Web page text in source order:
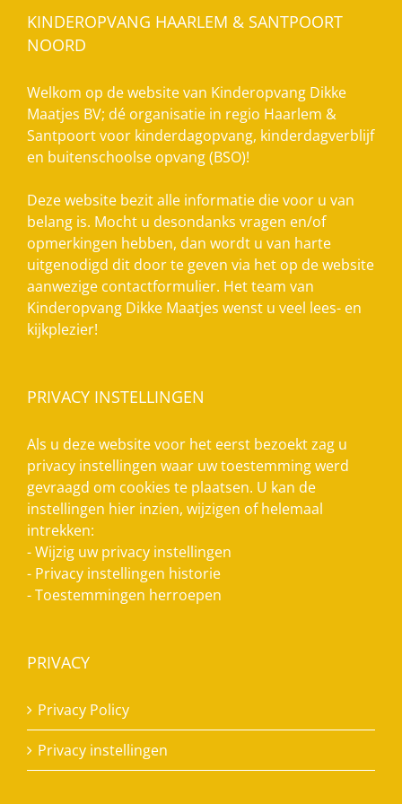
KINDEROPVANG HAARLEM & SANTPOORT
NOORD
Welkom op de website van Kinderopvang Dikke
Maatjes BV; dé organisatie in regio Haarlem &
Santpoort voor kinderdagopvang, kinderdagverblijf
en buitenschoolse opvang (BSO)!
Deze website bezit alle informatie die voor u van
belang is. Mocht u desondanks vragen en/of
opmerkingen hebben, dan wordt u van harte
uitgenodigd dit door te geven via het op de website
aanwezige contactformulier. Het team van
Kinderopvang Dikke Maatjes wenst u veel lees- en
kijkplezier!
PRIVACY INSTELLINGEN
Als u deze website voor het eerst bezoekt zag u
privacy instellingen waar uw toestemming werd
gevraagd om cookies te plaatsen. U kan de
instellingen hier inzien, wijzigen of helemaal
intrekken:
-Wijzig uw privacy instellingen
- Privacy instellingen historie
-Toestemmingen herroepen
PRIVACY
Privacy Policy
Privacy instellingen